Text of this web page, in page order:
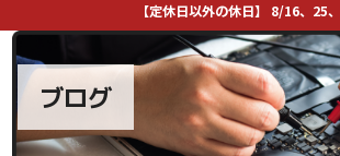
【定休日以外の休日】 8/16、25
ブログ